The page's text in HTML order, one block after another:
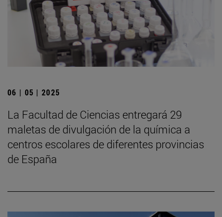
06 | 05 | 2025
La Facultad de Ciencias entregará 29
maletas de divulgación de la química a
centros escolares de diferentes provincias
de España